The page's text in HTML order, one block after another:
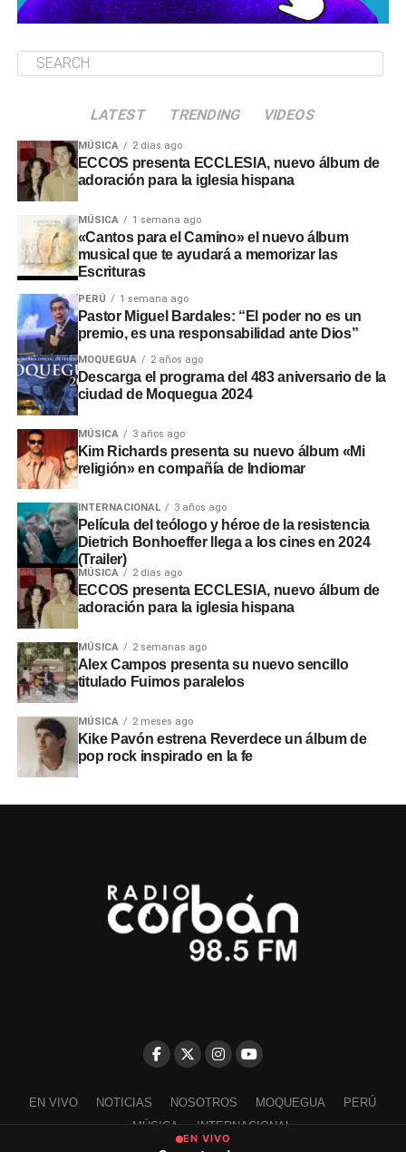
LATEST TRENDING VIDEOS
MÚSICA 2 días ago
ECCOS presenta ECCLESIA, nuevo álbum de
adoración para la iglesia hispana
MÚSICA 1 semana ago
«Cantos para el Camino» el nuevo álbum
musical que te ayudará a memorizar las
Escrituras
PERÚ 1 semana ago
Pastor Miguel Bardales: “El poder no es un
premio, es una responsabilidad ante Dios”
MOQUEGUA 2 años ago
Descarga el programa del 483 aniversario de la
ciudad de Moquegua 2024
MÚSICA 3 años ago
Kim Richards presenta su nuevo álbum «Mi
religión» en compañía de Indiomar
INTERNACIONAL 3 años ago
Película del teólogo y héroe de la resistencia
Dietrich Bonhoeffer llega a los cines en 2024
(Trailer)
MÚSICA 2 días ago
ECCOS presenta ECCLESIA, nuevo álbum de
adoración para la iglesia hispana
MÚSICA 2 semanas ago
Alex Campos presenta su nuevo sencillo
titulado Fuimos paralelos
MÚSICA 2 meses ago
Kike Pavón estrena Reverdece un álbum de
pop rock inspirado en la fe
EN VIVO NOTICIAS NOSOTROS MOQUEGUA
PERÚ
MÚSICA
INTERNACIONAL
EN VIVO